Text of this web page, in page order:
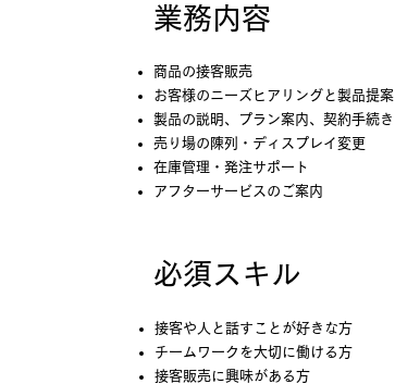
業務内容
商品の接客販売
お客様のニーズヒアリングと製品提案
製品の説明、プラン案内、契約手続き
売り場の陳列・ディスプレイ変更
在庫管理・発注サポート
アフターサービスのご案内
必須スキル
接客や人と話すことが好きな方
チームワークを大切に働ける方
接客販売に興味がある方